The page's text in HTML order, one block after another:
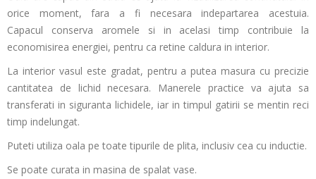
orice moment, fara a fi necesara indepartarea acestuia.
Capacul conserva aromele si in acelasi timp contribuie la
economisirea energiei, pentru ca retine caldura in interior.
La interior vasul este gradat, pentru a putea masura cu precizie
cantitatea de lichid necesara. Manerele practice va ajuta sa
transferati in siguranta lichidele, iar in timpul gatirii se mentin reci
timp indelungat.
Puteti utiliza oala pe toate tipurile de plita, inclusiv cea cu inductie.
Se poate curata in masina de spalat vase.